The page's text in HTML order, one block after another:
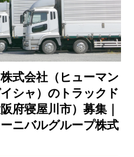
式会社（ヒューマン
シャ）のトラックド
府寝屋川市）募集｜
ニバルグループ株式